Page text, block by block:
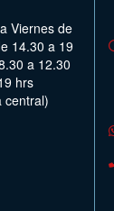
Viernes de
14.30 a 19
a 12.30
hrs
central)